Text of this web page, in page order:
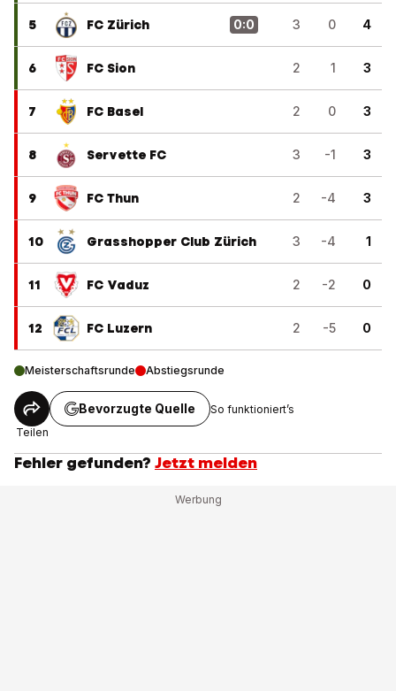
5 FC Zürich 0:0 3 0 4
6 FC Sion 2 1 3
7 FC Basel 2 0 3
8 Servette FC 3 -1 3
9 FC Thun 2 -4 3
10 Grasshopper Club Zürich 3 -4 1
11 FC Vaduz 2 -2 0
12 FC Luzern 2 -5 0
Meisterschaftsrunde Abstiegsrunde
Teilen
Bevorzugte Quelle So funktioniert’s
Fehler gefunden? Jetzt melden